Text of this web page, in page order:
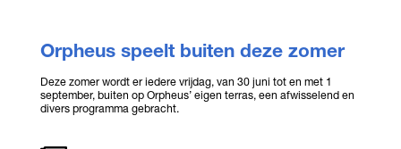
Orpheus speelt buiten deze zomer
Deze zomer wordt er iedere vrijdag, van 30 juni tot en met 1
september, buiten op Orpheus’ eigen terras, een afwisselend en
divers programma gebracht.